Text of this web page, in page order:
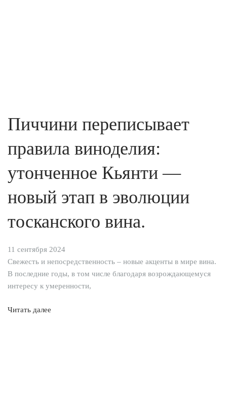
Пиччини переписывает
правила виноделия:
утонченное Кьянти —
новый этап в эволюции
тосканского вина.
11 сентября 2024
Свежесть и непосредственность – новые акценты в мире вина.
В последние годы, в том числе благодаря возрождающемуся
интересу к умеренности,
Читать далее